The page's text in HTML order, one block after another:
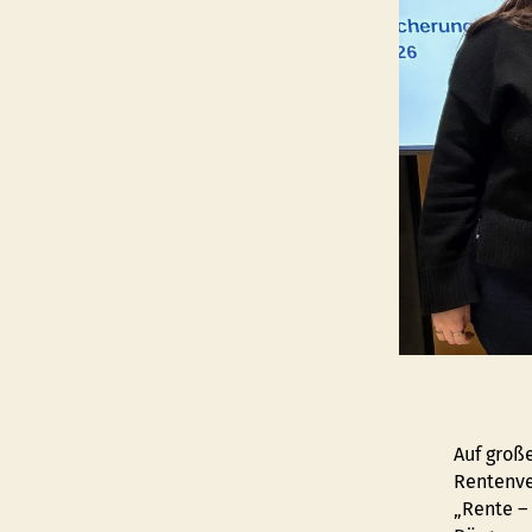
Auf
„Rente